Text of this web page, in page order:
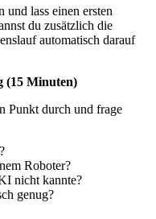
lass einen ersten
du zusätzlich die
automatisch darauf
(15 Minuten)
Punkt durch und frage
Roboter?
nicht kannte?
genug?